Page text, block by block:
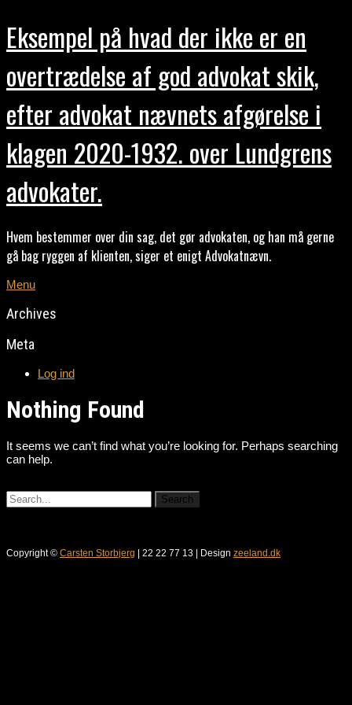
Eksempel på hvad der ikke er en
overtrædelse af god advokat skik,
efter advokat nævnets afgørelse i
klagen 2020-1932. over Lundgrens
advokater.
Hvem bestemmer over din sag, det gør advokaten, og han må gerne
gå bag ryggen af klienten, siger et enigt Advokatnævn.
Menu
Archives
Meta
Log ind
Nothing Found
It seems we can’t find what you’re looking for. Perhaps searching
can help.
Copyright © Carsten Storbjerg | 22 22 77 13 | Design zeeland.dk